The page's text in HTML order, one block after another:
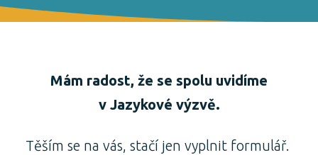
Mám radost, že se spolu uvidíme
v Jazykové výzvě.
Těším se na vás, stačí jen vyplnit formulář.